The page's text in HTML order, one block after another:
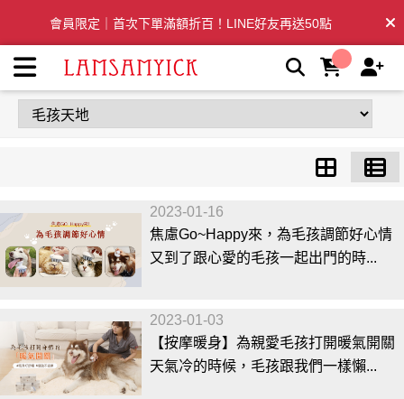
會員限定｜首次下單滿額折百！LINE好友再送50點
全台滿千免運🛒訂單付款後3~5日內出貨
2023-01-16
焦慮Go~Happy來，為毛孩調節好心情
又到了跟心愛的毛孩一起出門的時...
2023-01-03
【按摩暖身】為親愛毛孩打開暖氣開關
天氣冷的時候，毛孩跟我們一樣懶...